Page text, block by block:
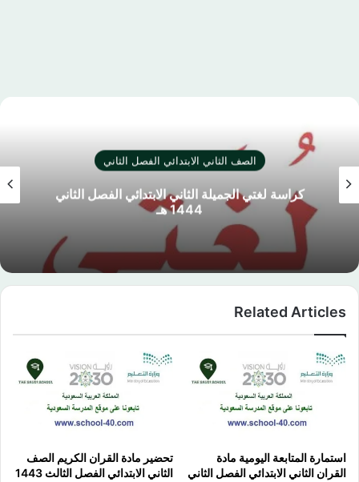
الصف الثاني الابتدائي الفصل الثاني
كراسة لغتي الجميلة الثاني الابتدائي الفصل الثاني
1444 هـ
Related Articles
استمارة المتابعة اليومية مادة
القران الثاني الابتدائي الفصل الثاني
تحضير مادة القران الكريم الصف
الثاني الابتدائي الفصل الثالث 1443